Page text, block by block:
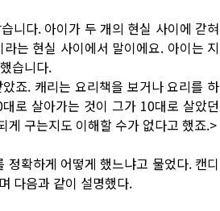
니다. 아이가 두 개의 현실 사이에 갇혀
는 현실 사이에서 말이에요. 아이는 지
습니다.
죠. 캐리는 요리책을 보거나 요리를 하
로 살아가는 것이 그가 10대로 살았던
게 구는지도 이해할 수가 없다고 했죠.>
확하게 어떻게 했느냐고 물었다. 캔디
다음과 같이 설명했다.